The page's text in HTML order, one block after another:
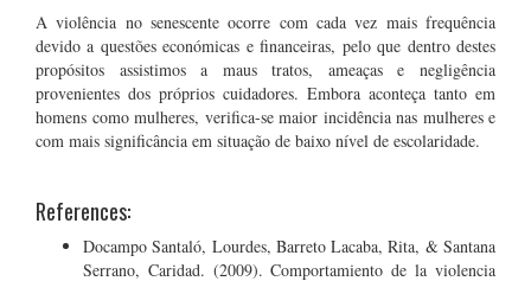
A violência no senescente ocorre com cada vez mais frequência
devido a questões económicas e financeiras, pelo que dentro destes
propósitos assistimos a maus tratos, ameaças e negligência
provenientes dos próprios cuidadores. Embora aconteça tanto em
homens como mulheres, verifica-se maior incidência nas mulheres e
com mais significância em situação de baixo nível de escolaridade.
References:
Docampo Santaló, Lourdes, Barreto Lacaba, Rita, & Santana
Serrano, Caridad. (2009). Comportamiento de la violencia